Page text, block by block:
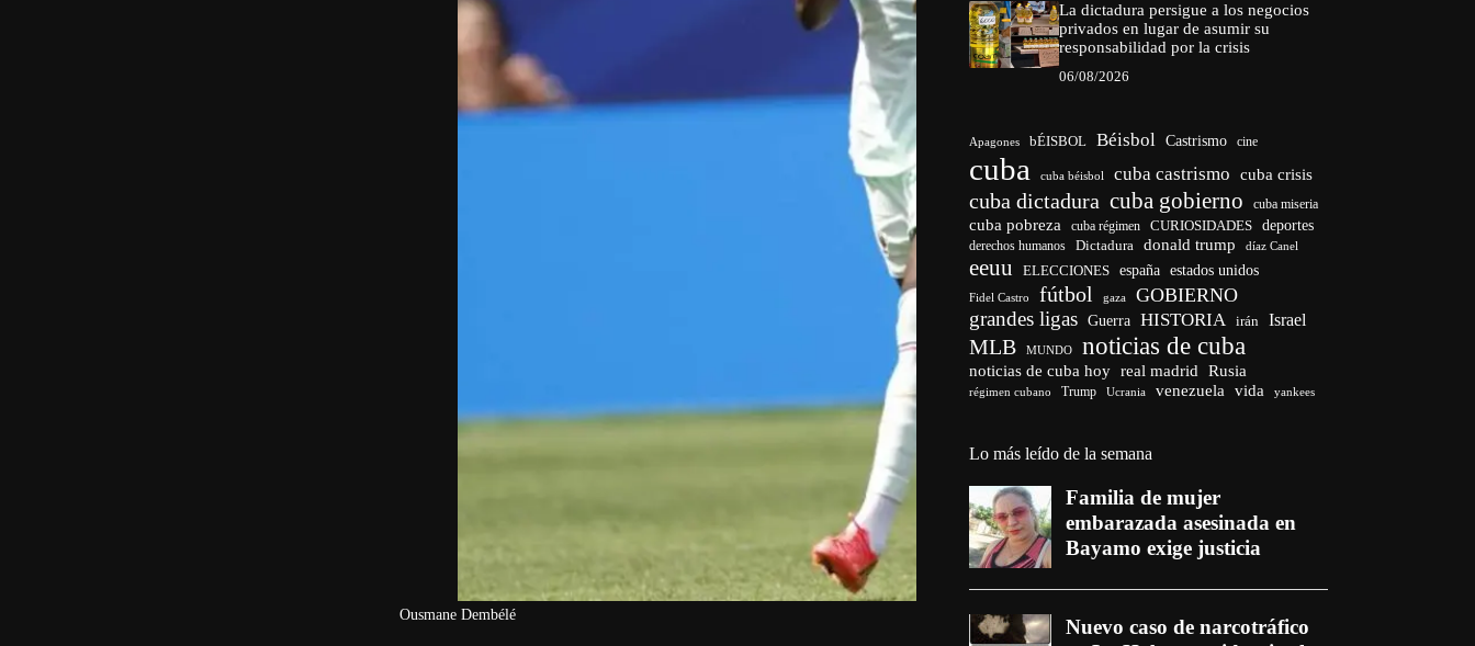
Ousmane Dembélé
La dictadura persigue a los negocios
privados en lugar de asumir su
responsabilidad por la crisis
06/08/2026
Apagones bÉISBOL Béisbol Castrismo cine
cuba cuba béisbol cuba castrismo cuba crisis
cuba dictadura cuba gobierno cuba miseria
cuba pobreza cuba régimen CURIOSIDADES deportes
derechos humanos Dictadura donald trump díaz Canel
eeuu ELECCIONES españa estados unidos
Fidel Castro fútbol gaza GOBIERNO
grandes ligas Guerra HISTORIA irán Israel
MLB MUNDO noticias de cuba
noticias de cuba hoy real madrid Rusia
régimen cubano Trump Ucrania venezuela vida yankees
Lo más leído de la semana